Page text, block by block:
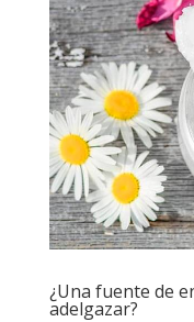
¿Una fuente de
adelgazar?